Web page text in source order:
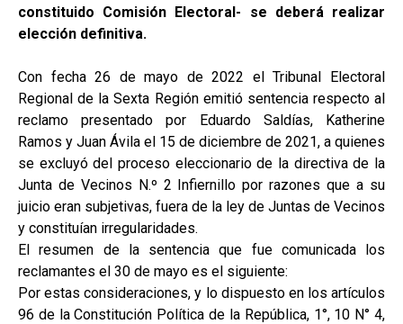
constituido Comisión Electoral- se deberá realizar
elección definitiva.
Con fecha 26 de mayo de 2022 el Tribunal Electoral
Regional de la Sexta Región emitió sentencia respecto al
reclamo presentado por Eduardo Saldías, Katherine
Ramos y Juan Ávila el 15 de diciembre de 2021, a quienes
se excluyó del proceso eleccionario de la directiva de la
Junta de Vecinos N.º 2 Infiernillo por razones que a su
juicio eran subjetivas, fuera de la ley de Juntas de Vecinos
y constituían irregularidades.
El resumen de la sentencia que fue comunicada los
reclamantes el 30 de mayo es el siguiente:
Por estas consideraciones, y lo dispuesto en los artículos
96 de la Constitución Política de la República, 1°, 10 N° 4,